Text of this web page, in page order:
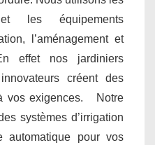
les équipements
l’aménagement et
effet nos jardiniers
créent des
vos exigences. Notre
systèmes d’irrigation
automatique pour vos